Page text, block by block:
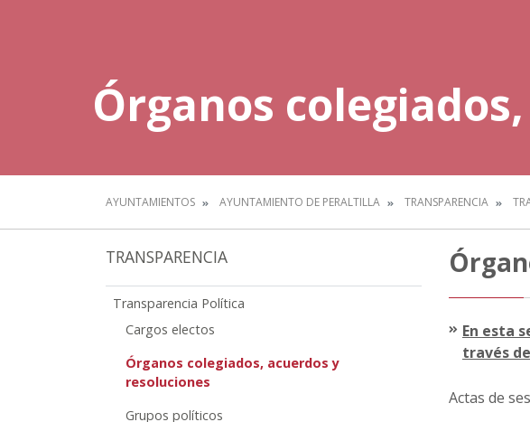
Órganos
AYUNTAMIENTOS AYUNTAMIENTO DE PERALTILLA TRANSPARENCIA
TRANSPARENCIA
Transparencia Política
Cargos electos
Órganos colegiados, acuerdos y
resoluciones
Grupos políticos
En esta
través
Actas de